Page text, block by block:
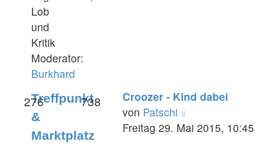
Lob
und
Kritik
Moderator:
Burkhard
Treffpunkt
&
Marktplatz
276 738
Croozer - Kind dabei
von Patschi
Beitrag
Freitag 29. Mai 2015, 10:45